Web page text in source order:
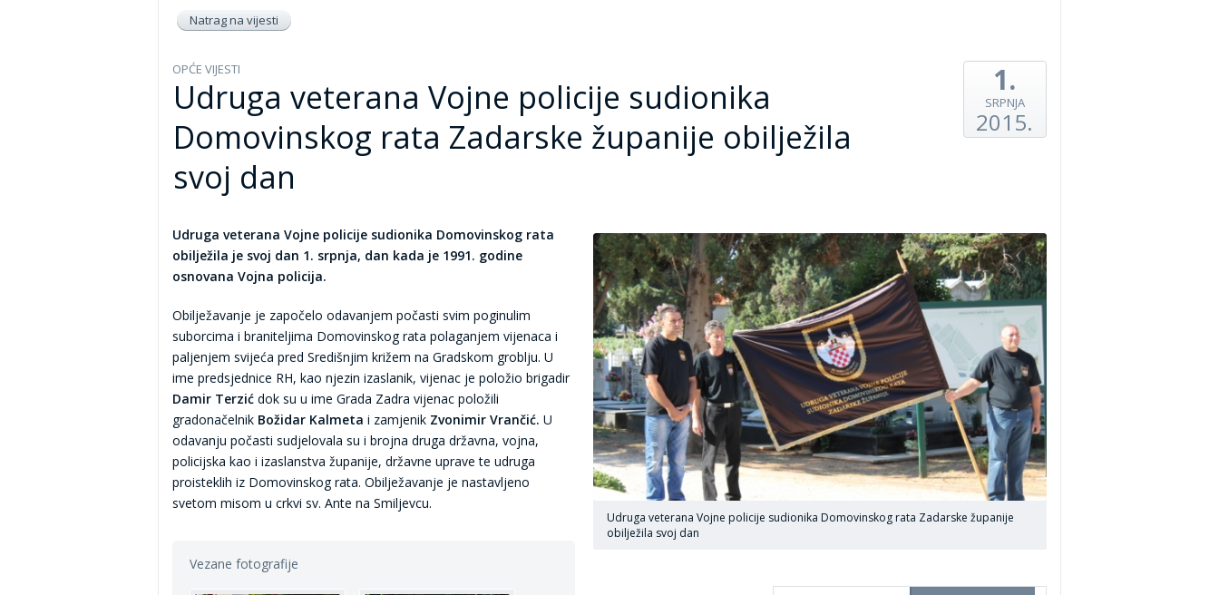
Natrag na vijesti
OPĆE VIJESTI
Udruga veterana Vojne policije sudionika
Domovinskog rata Zadarske županije obilježila
svoj dan
1.
SRPNJA
2015.
Udruga veterana Vojne policije sudionika Domovinskog rata Zadarske županije
obilježila svoj dan
Udruga veterana Vojne policije sudionika Domovinskog rata
obilježila je svoj dan 1. srpnja, dan kada je 1991. godine
osnovana Vojna policija.
Obilježavanje je započelo odavanjem počasti svim poginulim
suborcima i braniteljima Domovinskog rata polaganjem vijenaca i
paljenjem svijeća pred Središnjim križem na Gradskom groblju. U
ime predsjednice RH, kao njezin izaslanik, vijenac je položio brigadir
Damir Terzić dok su u ime Grada Zadra vijenac položili
gradonačelnik Božidar Kalmeta i zamjenik Zvonimir Vrančić. U
odavanju počasti sudjelovala su i brojna druga državna, vojna,
policijska kao i izaslanstva županije, državne uprave te udruga
proisteklih iz Domovinskog rata. Obilježavanje je nastavljeno
svetom misom u crkvi sv. Ante na Smiljevcu.
Vezane fotografije